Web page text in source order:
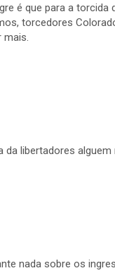
é que para a
torcedores
mais.
libertadores
nada sobre os